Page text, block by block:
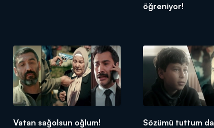
öğreniyor!
Vatan sağolsun oğlum! Sözümü tuttum